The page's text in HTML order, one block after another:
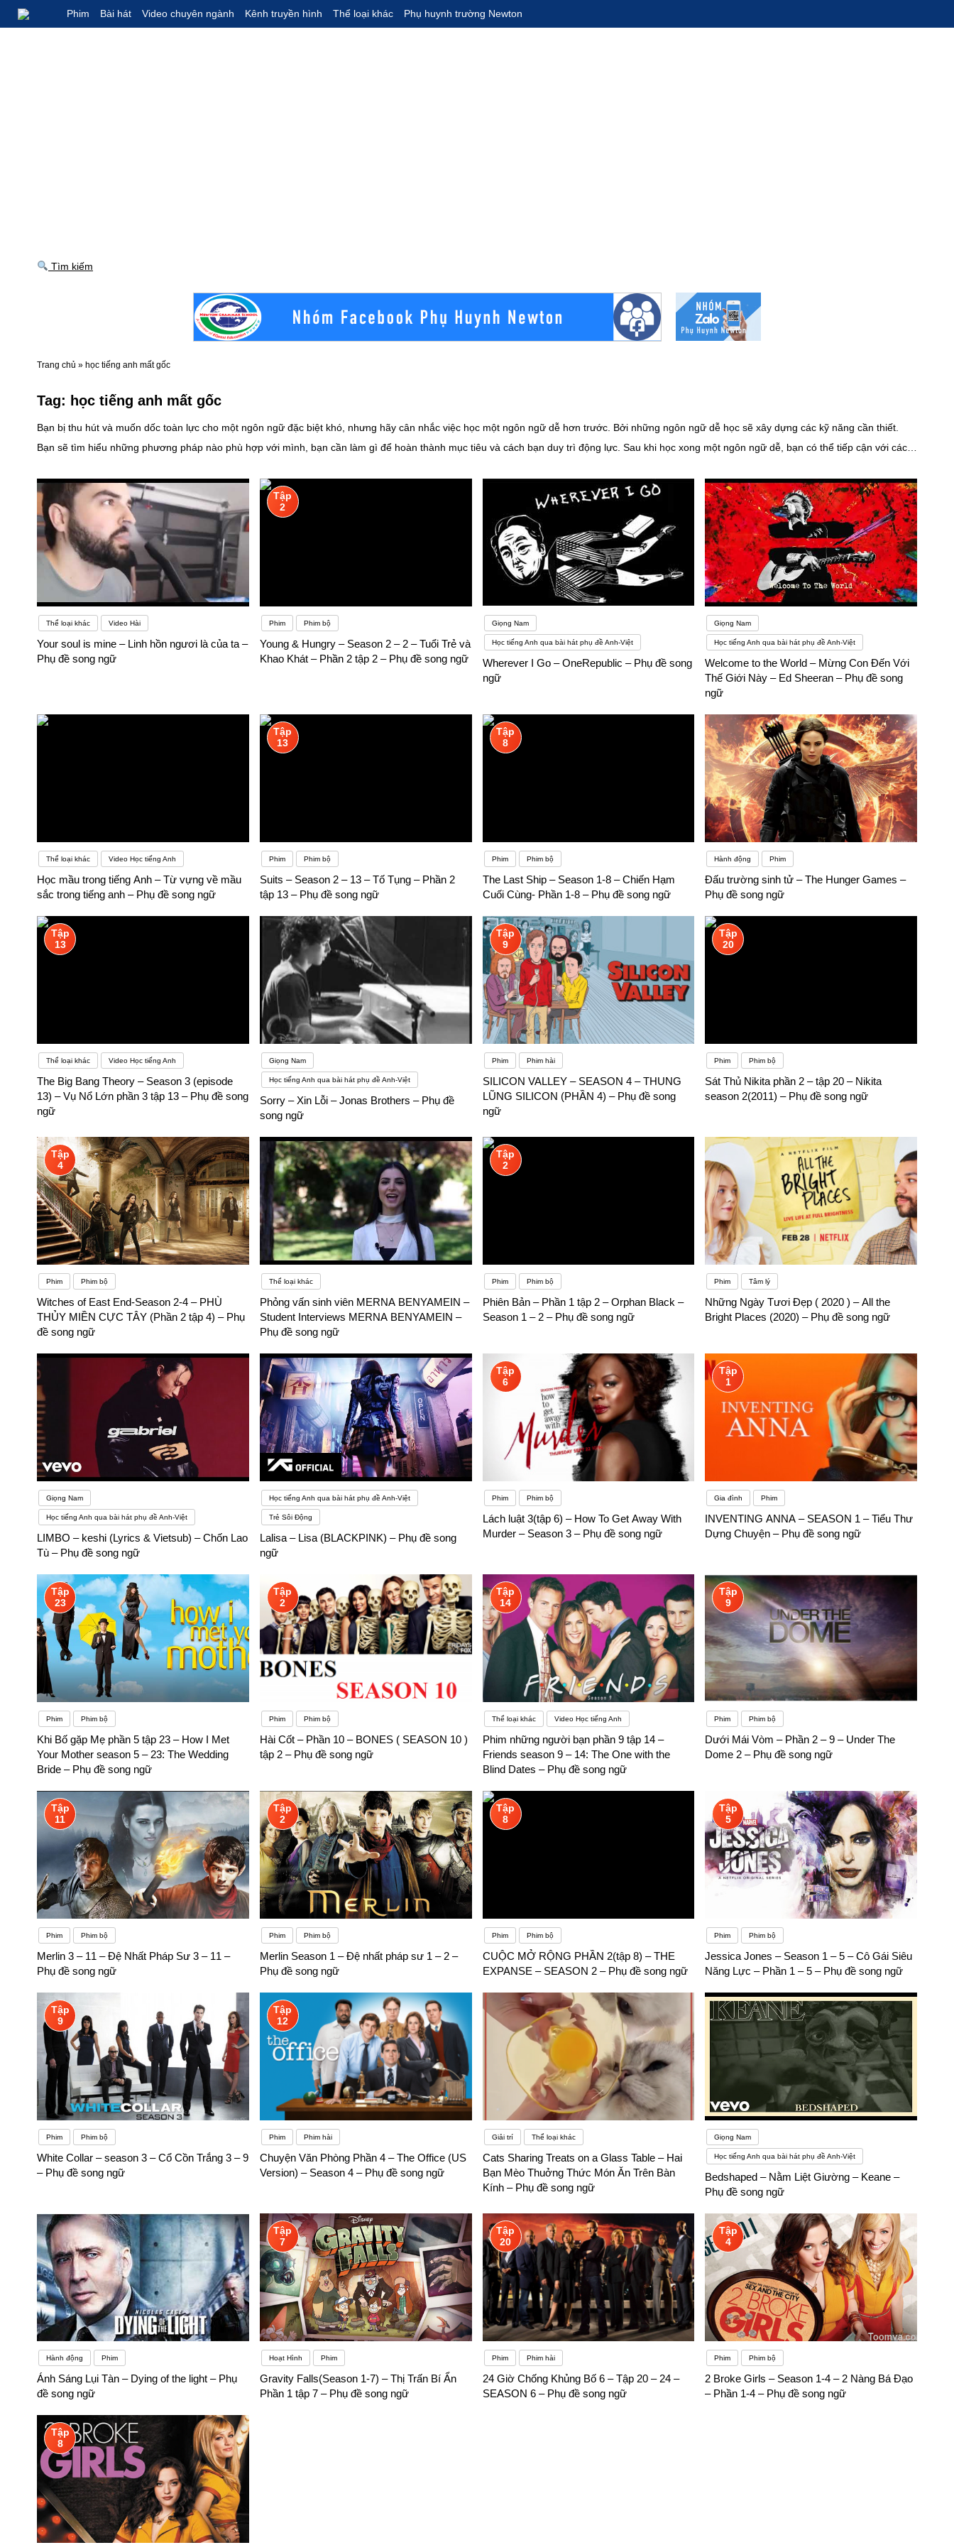
Phim Bài hát Video chuyên ngành Kênh truyền hình Thể loại khác Phụ huynh trường Newton
Tìm kiếm
Trang chủ » học tiếng anh mất gốc
Tag: học tiếng anh mất gốc
Bạn bị thu hút và muốn dốc toàn lực cho một ngôn ngữ đặc biệt khó, nhưng hãy cân nhắc việc học một ngôn ngữ dễ hơn trước. Bởi những ngôn ngữ dễ học sẽ xây dựng các kỹ năng cần thiết.
Bạn sẽ tìm hiểu những phương pháp nào phù hợp với mình, bạn cần làm gì để hoàn thành mục tiêu và cách bạn duy trì động lực. Sau khi học xong một ngôn ngữ dễ, bạn có thể tiếp cận với các
rằng lo lắng có thể dẫn đến tức giận và thất vọng – trạng thái tâm lý hoàn toàn không có lợi cho quá trình học tập.Bên cạnh việc tạo động lực, tìm được một phương pháp phù hợp cũng giúp việc
học dễ dàng hơn. Nhiều khi việc chán nản với tiếng Anh của bạn không phải là do bạn không yêu thích chúng mà là do chưa học đúng phương pháp. Quá chú trọng ngữ pháp, chỉ học trên sách
vở, tài liệu tham khảo khô khan… đều là những vấn đề người học tiếng Anh có thể học phảiPhương pháp học tiếng Anh cũng như quần áo trên người bạn. Cùng một kiểm dáng nhưng phải được
may đo theo size của bản thân mới vừa vặn. Tương tự như vậy, không phải phương pháp này phù hợp với người khác là cũng phù hợp với bản thân mình. Bạn cần thay đổi linh hoạt để có thể tìm
được cách học thú vị và hiệu quả nhất
Thể loại khác Video Hài
Your soul is mine – Linh hồn ngươi là của ta –
Phụ đề song ngữ
Tập
2
Phim Phim bộ
Young & Hungry – Season 2 – 2 – Tuổi Trẻ và
Khao Khát – Phần 2 tập 2 – Phụ đề song ngữ
Giọng Nam
Học tiếng Anh qua bài hát phụ đề Anh-Việt
Wherever I Go – OneRepublic – Phụ đề song
ngữ
Giọng Nam
Học tiếng Anh qua bài hát phụ đề Anh-Việt
Welcome to the World – Mừng Con Đến Với
Thế Giới Này – Ed Sheeran – Phụ đề song
ngữ
Thể loại khác Video Học tiếng Anh
Học mầu trong tiếng Anh – Từ vựng về mầu
sắc trong tiếng anh – Phụ đề song ngữ
Tập
13
Phim Phim bộ
Suits – Season 2 – 13 – Tố Tụng – Phần 2
tập 13 – Phụ đề song ngữ
Tập
8
Phim Phim bộ
The Last Ship – Season 1-8 – Chiến Hạm
Cuối Cùng- Phần 1-8 – Phụ đề song ngữ
Hành động Phim
Đấu trường sinh tử – The Hunger Games –
Phụ đề song ngữ
Tập
13
Thể loại khác Video Học tiếng Anh
The Big Bang Theory – Season 3 (episode
13) – Vụ Nổ Lớn phần 3 tập 13 – Phụ đề song
ngữ
Giọng Nam
Học tiếng Anh qua bài hát phụ đề Anh-Việt
Sorry – Xin Lỗi – Jonas Brothers – Phụ đề
song ngữ
Tập
9
Phim Phim hài
SILICON VALLEY – SEASON 4 – THUNG
LŨNG SILICON (PHẦN 4) – Phụ đề song
ngữ
Tập
20
Phim Phim bộ
Sát Thủ Nikita phần 2 – tập 20 – Nikita
season 2(2011) – Phụ đề song ngữ
Tập
4
Phim Phim bộ
Witches of East End-Season 2-4 – PHÙ
THỦY MIỀN CỰC TÂY (Phần 2 tập 4) – Phụ
đề song ngữ
Thể loại khác
Phỏng vấn sinh viên MERNA BENYAMEIN –
Student Interviews MERNA BENYAMEIN –
Phụ đề song ngữ
Tập
2
Phim Phim bộ
Phiên Bản – Phần 1 tập 2 – Orphan Black –
Season 1 – 2 – Phụ đề song ngữ
Phim Tâm lý
Những Ngày Tươi Đẹp ( 2020 ) – All the
Bright Places (2020) – Phụ đề song ngữ
Giọng Nam
Học tiếng Anh qua bài hát phụ đề Anh-Việt
LIMBO – keshi (Lyrics & Vietsub) – Chốn Lao
Tù – Phụ đề song ngữ
Học tiếng Anh qua bài hát phụ đề Anh-Việt
Trẻ Sôi Động
Lalisa – Lisa (BLACKPINK) – Phụ đề song
ngữ
Tập
6
Phim Phim bộ
Lách luật 3(tập 6) – How To Get Away With
Murder – Season 3 – Phụ đề song ngữ
Tập
1
Gia đình Phim
INVENTING ANNA – SEASON 1 – Tiểu Thư
Dựng Chuyện – Phụ đề song ngữ
Tập
23
Phim Phim bộ
Khi Bố gặp Mẹ phần 5 tập 23 – How I Met
Your Mother season 5 – 23: The Wedding
Bride – Phụ đề song ngữ
Tập
2
Phim Phim bộ
Hài Cốt – Phần 10 – BONES ( SEASON 10 )
tập 2 – Phụ đề song ngữ
Tập
14
Thể loại khác Video Học tiếng Anh
Phim những người bạn phần 9 tập 14 –
Friends season 9 – 14: The One with the
Blind Dates – Phụ đề song ngữ
Tập
9
Phim Phim bộ
Dưới Mái Vòm – Phần 2 – 9 – Under The
Dome 2 – Phụ đề song ngữ
Tập
11
Phim Phim bộ
Merlin 3 – 11 – Đệ Nhất Pháp Sư 3 – 11 –
Phụ đề song ngữ
Tập
2
Phim Phim bộ
Merlin Season 1 – Đệ nhất pháp sư 1 – 2 –
Phụ đề song ngữ
Tập
8
Phim Phim bộ
CUỘC MỞ RỘNG PHẦN 2(tập 8) – THE
EXPANSE – SEASON 2 – Phụ đề song ngữ
Tập
5
Phim Phim bộ
Jessica Jones – Season 1 – 5 – Cô Gái Siêu
Năng Lực – Phần 1 – 5 – Phụ đề song ngữ
Tập
9
Phim Phim bộ
White Collar – season 3 – Cổ Cồn Trắng 3 – 9
– Phụ đề song ngữ
Tập
12
Phim Phim hài
Chuyện Văn Phòng Phần 4 – The Office (US
Version) – Season 4 – Phụ đề song ngữ
Giải trí Thể loại khác
Cats Sharing Treats on a Glass Table – Hai
Bạn Mèo Thuởng Thức Món Ăn Trên Bàn
Kính – Phụ đề song ngữ
Giọng Nam
Học tiếng Anh qua bài hát phụ đề Anh-Việt
Bedshaped – Nằm Liệt Giường – Keane –
Phụ đề song ngữ
Hành động Phim
Ánh Sáng Lụi Tàn – Dying of the light – Phụ
đề song ngữ
Tập
7
Hoạt Hình Phim
Gravity Falls(Season 1-7) – Thị Trấn Bí Ẩn
Phần 1 tập 7 – Phụ đề song ngữ
Tập
20
Phim Phim hài
24 Giờ Chống Khủng Bố 6 – Tập 20 – 24 –
SEASON 6 – Phụ đề song ngữ
Tập
4
Phim Phim bộ
2 Broke Girls – Season 1-4 – 2 Nàng Bá Đạo
– Phần 1-4 – Phụ đề song ngữ
Tập
8